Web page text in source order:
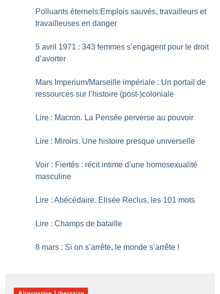
Polluants éternels:Emplois sauvés, travailleurs et
travailleuses en danger
5 avril 1971 : 343 femmes s’engagent pour le droit
d’avorter
Mars Imperium/Marseille impériale : Un portail de
ressources sur l’histoire (post-)coloniale
Lire : Macron. La Pensée ­perverse au pouvoir
Lire : Miroirs. Une histoire presque universelle
Voir : Fiertés : récit intime d’une homosexualité
masculine
Lire : Abécédaire. Elisée Reclus, les 101 mots
Lire : Champs de bataille
8 mars : Si on s’arrête, le monde s’arrête !